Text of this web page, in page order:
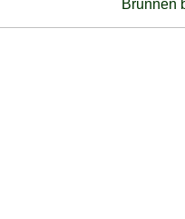
Brunnen